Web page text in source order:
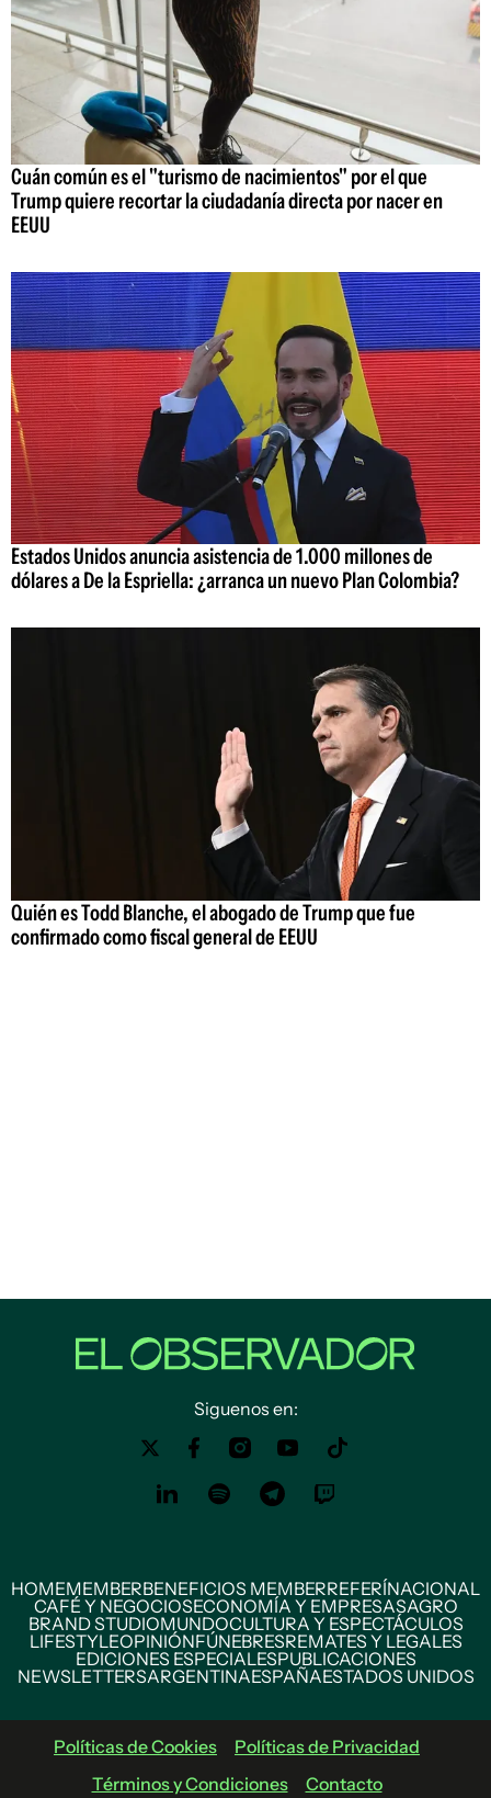
Cuán común es el "turismo de nacimientos" por el que
Trump quiere recortar la ciudadanía directa por nacer en
EEUU
Estados Unidos anuncia asistencia de 1.000 millones de
dólares a De la Espriella: ¿arranca un nuevo Plan Colombia?
Quién es Todd Blanche, el abogado de Trump que fue
confirmado como fiscal general de EEUU
Siguenos en:
HOMEMEMBERBENEFICIOS MEMBERREFERÍNACIONAL
CAFÉ Y NEGOCIOSECONOMÍA Y EMPRESASAGRO
BRAND STUDIOMUNDOCULTURA Y ESPECTÁCULOS
LIFESTYLEOPINIÓNFÚNEBRESREMATES Y LEGALES
EDICIONES ESPECIALESPUBLICACIONES
NEWSLETTERSARGENTINAESPAÑAESTADOS UNIDOS
Políticas de Cookies
Políticas de Privacidad
Términos y Condiciones
Contacto